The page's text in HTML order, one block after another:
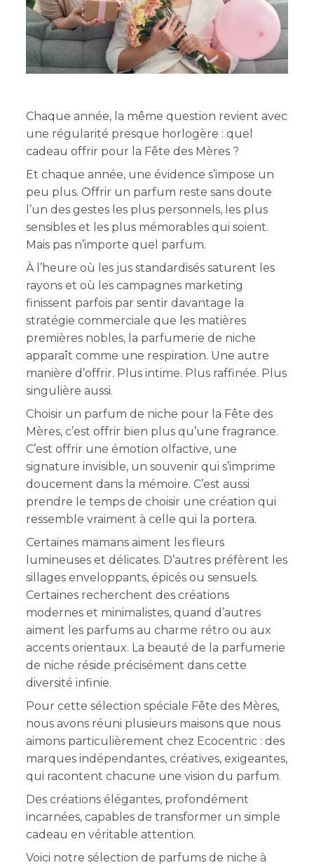
Chaque année, la même question revient avec
une régularité presque horlogère : quel
cadeau offrir pour la Fête des Mères ?
Et chaque année, une évidence s’impose un
peu plus. Offrir un parfum reste sans doute
l’un des gestes les plus personnels, les plus
sensibles et les plus mémorables qui soient.
Mais pas n’importe quel parfum.
À l’heure où les jus standardisés saturent les
rayons et où les campagnes marketing
finissent parfois par sentir davantage la
stratégie commerciale que les matières
premières nobles, la parfumerie de niche
apparaît comme une respiration. Une autre
manière d’offrir. Plus intime. Plus raffinée. Plus
singulière aussi.
Choisir un parfum de niche pour la Fête des
Mères, c’est offrir bien plus qu’une fragrance.
C’est offrir une émotion olfactive, une
signature invisible, un souvenir qui s’imprime
doucement dans la mémoire. C’est aussi
prendre le temps de choisir une création qui
ressemble vraiment à celle qui la portera.
Certaines mamans aiment les fleurs
lumineuses et délicates. D’autres préfèrent les
sillages enveloppants, épicés ou sensuels.
Certaines recherchent des créations
modernes et minimalistes, quand d’autres
aiment les parfums au charme rétro ou aux
accents orientaux. La beauté de la parfumerie
de niche réside précisément dans cette
diversité infinie.
Pour cette sélection spéciale Fête des Mères,
nous avons réuni plusieurs maisons que nous
aimons particulièrement chez Ecocentric : des
marques indépendantes, créatives, exigeantes,
qui racontent chacune une vision du parfum.
Des créations élégantes, profondément
incarnées, capables de transformer un simple
cadeau en véritable attention.
Voici notre sélection de parfums de niche à